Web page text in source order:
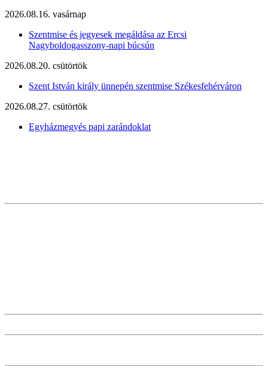
2026.08.16. vasárnap
Szentmise és jegyesek megáldása az Ercsi
Nagyboldogasszony-napi búcsún
2026.08.20. csütörtök
Szent István király ünnepén szentmise Székesfehérváron
2026.08.27. csütörtök
Egyházmegyés papi zarándoklat